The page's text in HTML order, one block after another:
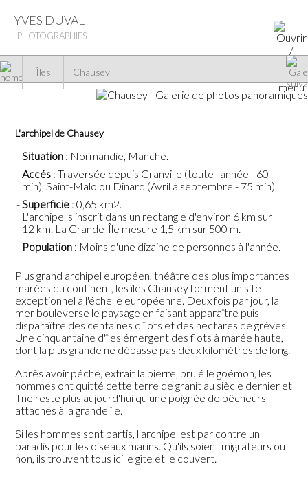
YVES DUVAL
PHOTOGRAPHIES
Îles Chausey
Voir la galerie
L'archipel de Chausey
Situation : Normandie, Manche.
Accés : Traversée depuis Granville (toute l'année - 60
min), Saint-Malo ou Dinard (Avril à septembre - 75 min)
Superficie : 0,65 km2.
L'archipel s'inscrit dans un rectangle d'environ 6 km sur
12 km. La Grande-Île mesure 1,5 km sur 500 m.
Population : Moins d'une dizaine de personnes à l'année.
Plus grand archipel européen, théâtre des plus importantes
marées du continent, les îles Chausey forment un site
exceptionnel à l'échelle européenne. Deux fois par jour, la
mer bouleverse le paysage en faisant apparaître puis
disparaître des centaines d'îlots et des hectares de grèves.
Une cinquantaine d'îles émergent des flots à marée haute,
dont la plus grande ne dépasse pas deux kilomètres de long.
Après avoir péché, extrait la pierre, brulé le goémon, les
hommes ont quitté cette terre de granit au siècle dernier et
il ne reste plus aujourd'hui qu'une poignée de pêcheurs
attachés à la grande île.
Si les hommes sont partis, l'archipel est par contre un
paradis pour les oiseaux marins. Qu'ils soient migrateurs ou
non, ils trouvent tous ici le gîte et le couvert.